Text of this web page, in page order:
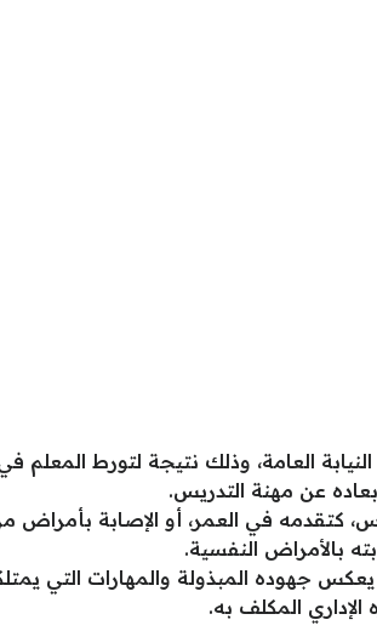
العامة، وذلك نتيجة لتورط
عن مهنة التدريس.
كتقدمه في العمر، أو الإصابة بأمراض
بالأمراض النفسية.
جهوده المبذولة والمهارات التي
المكلف به.